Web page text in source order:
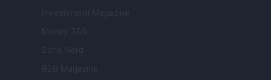
Investimenti Magazine
Money 365
Zona Nerd
B2B Magazine